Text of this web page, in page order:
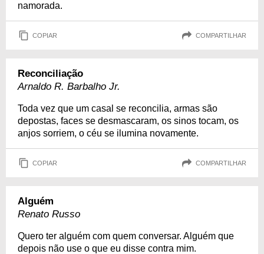
namorada.
COPIAR COMPARTILHAR
Reconciliação
Arnaldo R. Barbalho Jr.
Toda vez que um casal se reconcilia, armas são
depostas, faces se desmascaram, os sinos tocam, os
anjos sorriem, o céu se ilumina novamente.
COPIAR COMPARTILHAR
Alguém
Renato Russo
Quero ter alguém com quem conversar. Alguém que
depois não use o que eu disse contra mim.